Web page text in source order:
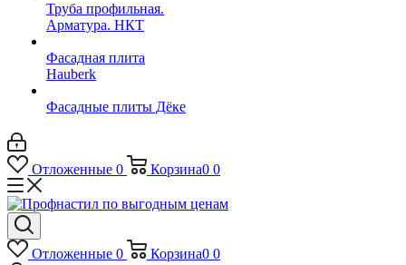
Труба профильная.
Арматура. НКТ
Фасадная плита
Hauberk
Фасадные плиты Дёке
Отложенные 0 Корзина0 0
Отложенные 0 Корзина0 0